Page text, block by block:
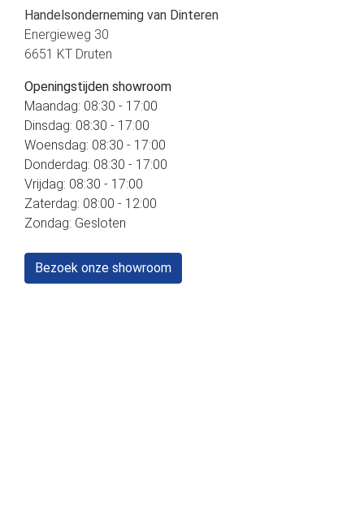
Handelsonderneming van Dinteren
Energieweg 30
6651 KT Druten
Openingstijden showroom
Maandag: 08:30 - 17:00
Dinsdag: 08:30 - 17:00
Woensdag: 08:30 - 17:00
Donderdag: 08:30 - 17:00
Vrijdag: 08:30 - 17:00
Zaterdag: 08:00 - 12:00
Zondag: Gesloten
Bezoek onze showroom